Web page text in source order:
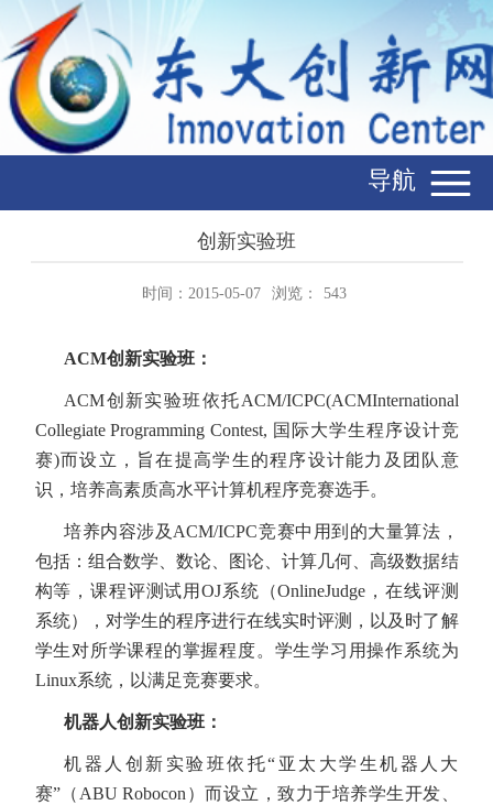
导航
创新实验班
时间：2015-05-07 浏览： 543
ACM创新实验班：
ACM创新实验班依托ACM/ICPC(ACMInternational
Collegiate Programming Contest, 国际大学生程序设计竞
赛)而设立，旨在提高学生的程序设计能力及团队意
识，培养高素质高水平计算机程序竞赛选手。
培养内容涉及 ACM/ICPC竞赛中用到的大量算法，
包括：组合数学、数论、图论、计算几何、高级数据结
构等，课程评测试用 OJ系统（OnlineJudge ，在线评测
系统），对学生的程序进行在线实时评测，以及时了解
学生对所学课程的掌握程度。学生学习用操作系统为
Linux系统，以满足竞赛要求。
机器人创新实验班：
机器人创新实验班依托“亚太大学生机器人大
赛”（ ABU Robocon ）而设立，致力于培养学生开发、